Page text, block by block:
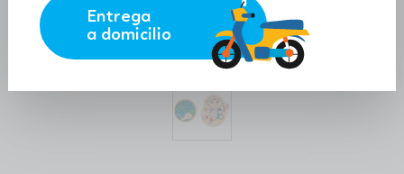
Entrega
a domicilio